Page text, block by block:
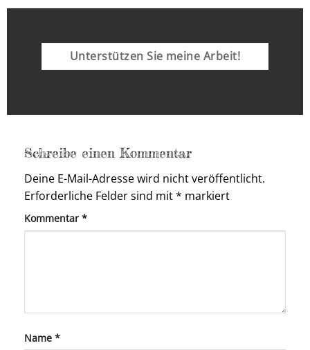
Unterstützen Sie meine Arbeit!
Schreibe einen Kommentar
Deine E-Mail-Adresse wird nicht veröffentlicht.
Erforderliche Felder sind mit* markiert
Kommentar *
Name *